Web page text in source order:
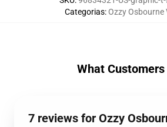
Categorias:Ozzy Osbourne
What Customers
7 reviews for Ozzy